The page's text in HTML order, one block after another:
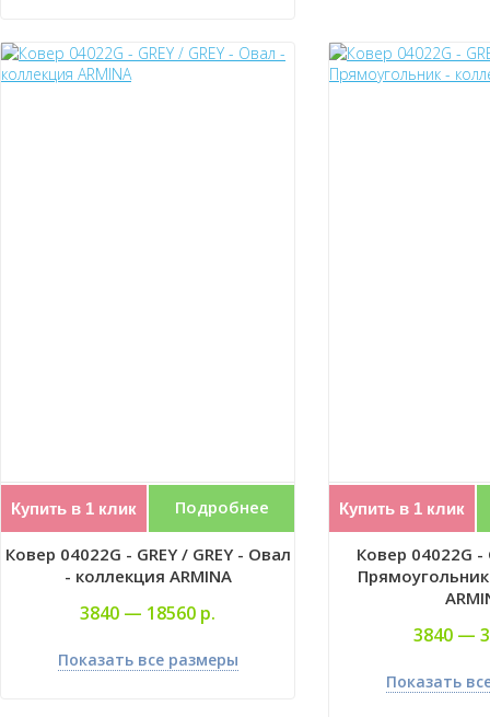
Купить в 1 клик Подробнее
Ковер 04022G - GREY / GREY - Овал
- коллекция ARMINA
3840 — 18560 р.
Показать все размеры
Купить в 1 клик
Ковер 04022G -
3840 —
Показать